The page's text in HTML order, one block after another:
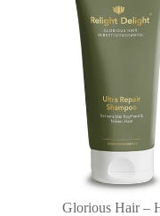
Glorious Hair –